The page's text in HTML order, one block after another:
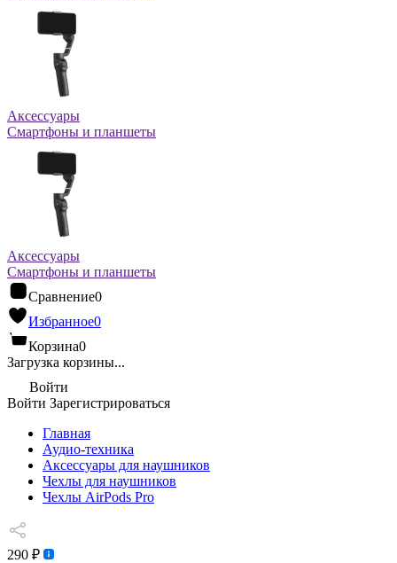
Аксессуары
Смартфоны и планшеты
Аксессуары
Смартфоны и планшеты
Сравнение0
Избранное0
Корзина0
Загрузка корзины...
Войти
Войти Зарегистрироваться
Главная
Аудио-техника
Аксессуары для наушников
Чехлы для наушников
Чехлы AirPods Pro
290 ₽